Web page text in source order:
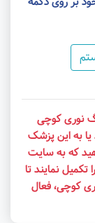
نوری کوچی
یا به این پزشک
که به سایت
نمایند تا
کوچی، فعال